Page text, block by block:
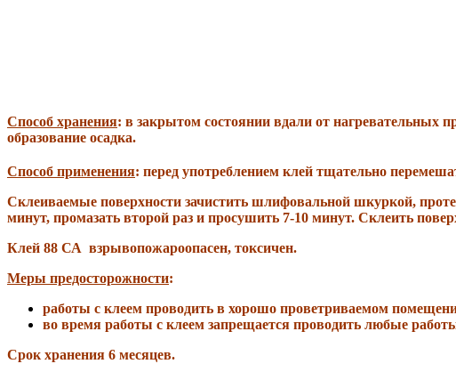
Способ хранения: в закрытом состоянии вдали от нагревательных
образование осадка.
Способ применения: перед употреблением клей тщательно
Склеиваемые поверхности зачистить шлифовальной шкуркой,
минут, промазать второй раз и просушить 7-10 минут. Склеить
Клей 88 СА взрывопожароопасен, токсичен.
Меры предосторожности:
работы с клеем проводить в хорошо проветриваемом
во время работы с клеем запрещается проводить любые
Срок хранения 6 месяцев.